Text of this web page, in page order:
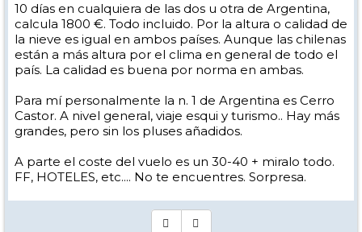
10 días en cualquiera de las dos u otra de Argentina,
calcula 1800 €. Todo incluido. Por la altura o calidad de
la nieve es igual en ambos países. Aunque las chilenas
están a más altura por el clima en general de todo el
país. La calidad es buena por norma en ambas.
Para mí personalmente la n. 1 de Argentina es Cerro
Castor. A nivel general, viaje esqui y turismo.. Hay más
grandes, pero sin los pluses añadidos.
A parte el coste del vuelo es un 30-40 + miralo todo.
FF, HOTELES, etc.... No te encuentres. Sorpresa.